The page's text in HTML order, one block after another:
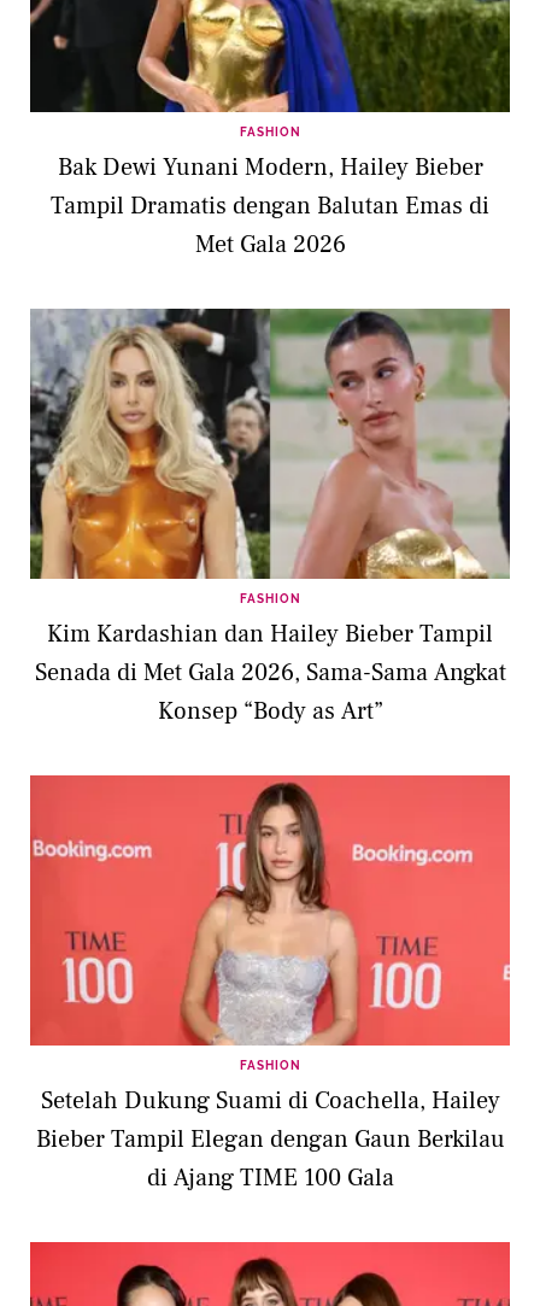
FASHION
Bak Dewi Yunani Modern, Hailey Bieber
Tampil Dramatis dengan Balutan Emas di
Met Gala 2026
FASHION
Kim Kardashian dan Hailey Bieber Tampil
Senada di Met Gala 2026, Sama-Sama Angkat
Konsep “Body as Art”
FASHION
Setelah Dukung Suami di Coachella, Hailey
Bieber Tampil Elegan dengan Gaun Berkilau
di Ajang TIME 100 Gala